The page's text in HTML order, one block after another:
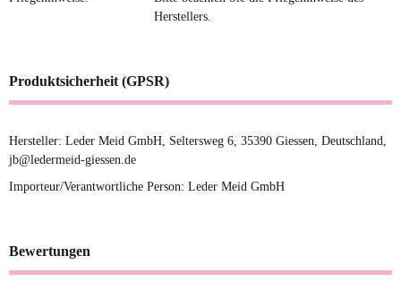
Herstellers.
Produktsicherheit (GPSR)
Hersteller: Leder Meid GmbH, Seltersweg 6, 35390 Giessen, Deutschland,
jb@ledermeid-giessen.de
Importeur/Verantwortliche Person: Leder Meid GmbH
Bewertungen